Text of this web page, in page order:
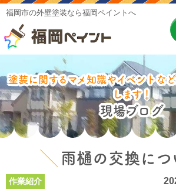
福岡市の外壁塗装なら福岡ペイントへ
塗装に関するマメ知識やイベントな
します！
現場ブログ
雨樋の交換につ
作業紹介